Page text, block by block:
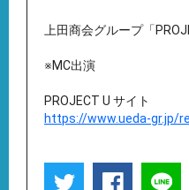
上田商会グループ「
※MC出演
PROJECT U サイト
https://www.ueda-gr.jp/